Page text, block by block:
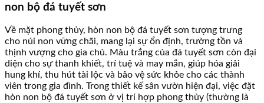
non bộ đá tuyết sơn
Về mặt phong thủy, hòn non bộ đá tuyết sơn tượng trưng
cho núi non vững chãi, mang lại sự ổn định, trường tồn và
thịnh vượng cho gia chủ. Màu trắng của đá tuyết sơn còn đại
diện cho sự thanh khiết, trí tuệ và may mắn, giúp hóa giải
hung khí, thu hút tài lộc và bảo vệ sức khỏe cho các thành
viên trong gia đình. Trong thiết kế sân vườn hiện đại, việc đặt
hòn non bộ đá tuyết sơn ở vị trí hợp phong thủy (thường là